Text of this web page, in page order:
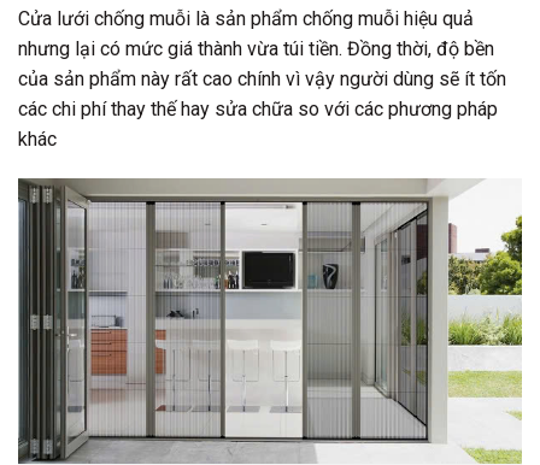
Cửa lưới chống muỗi là sản phẩm chống muỗi hiệu quả
nhưng lại có mức giá thành vừa túi tiền. Đồng thời, độ bền
của sản phẩm này rất cao chính vì vậy người dùng sẽ ít tốn
các chi phí thay thế hay sửa chữa so với các phương pháp
khác